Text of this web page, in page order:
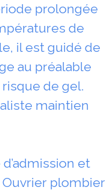
prolongée
de
il est guidé de
au préalable
de gel.
maintien
et
Ouvrier plombier